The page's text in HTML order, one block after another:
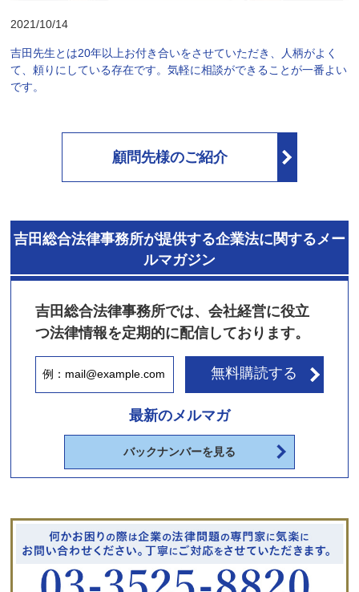
2021/10/14
吉田先生とは20年以上お付き合いをさせていただき、人柄がよく
て、頼りにしている存在です。気軽に相談ができることが一番よい
です。
顧問先様のご紹介
吉田総合法律事務所が提供する企業法に関するメー
ルマガジン
吉田総合法律事務所では、会社経営に役立
つ法律情報を定期的に配信しております。
無料購読する
最新のメルマガ
バックナンバーを見る